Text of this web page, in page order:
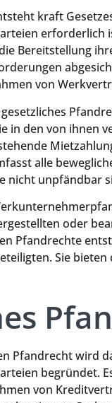
kraft
erforderlich
Bereitstellung
von
in den von ihnen
alle
nicht unpfändbar
oder
Pfandrechte
Sie
Pfandrecht wird
begründet.
von